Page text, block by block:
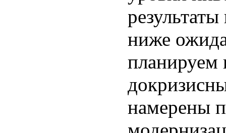
ниже
планируем
намерены